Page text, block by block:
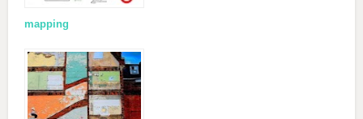
mapping